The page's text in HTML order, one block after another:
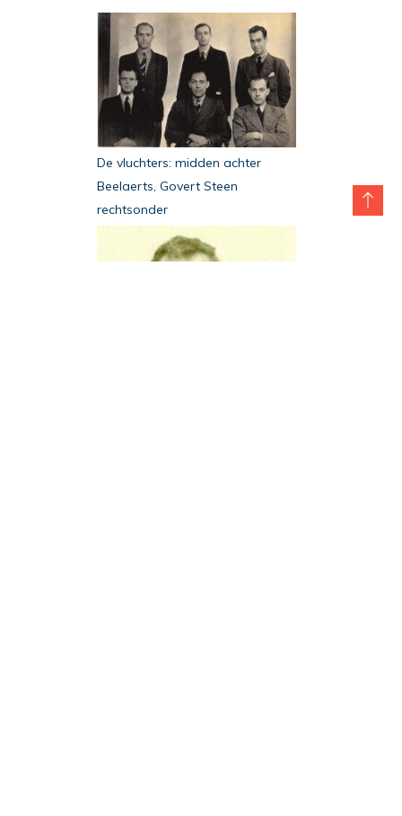
De vluchters: midden achter
Beelaerts, Govert Steen
rechtsonder